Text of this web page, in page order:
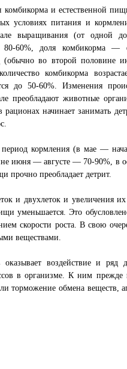
комбикорма и естественной
условиях питания и
выращивания (от одной
80-60%, доля
(обычно во второй половине
комбикорма
до 50-60%. Изменения
преобладают животные
начинает занимать
кормления (в мае —
июня — августе — 70-90%,
прочно преобладает детрит.
и двухлеток и увеличения
уменьшается. Это
скорости роста. В свою
веществами.
воздействие и ряд
в организме. К ним
торможение обмена веществ,